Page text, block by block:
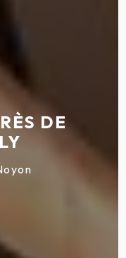
DE